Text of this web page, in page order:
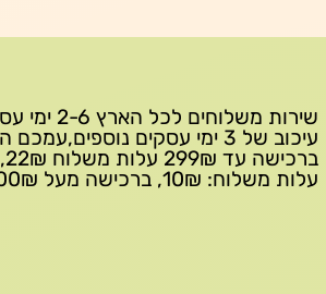
שירות
עיכוב של 3 ימי עסקים
עלות משלוח: 10₪, ברכישה מעל 600₪ עלות משלוח חינם